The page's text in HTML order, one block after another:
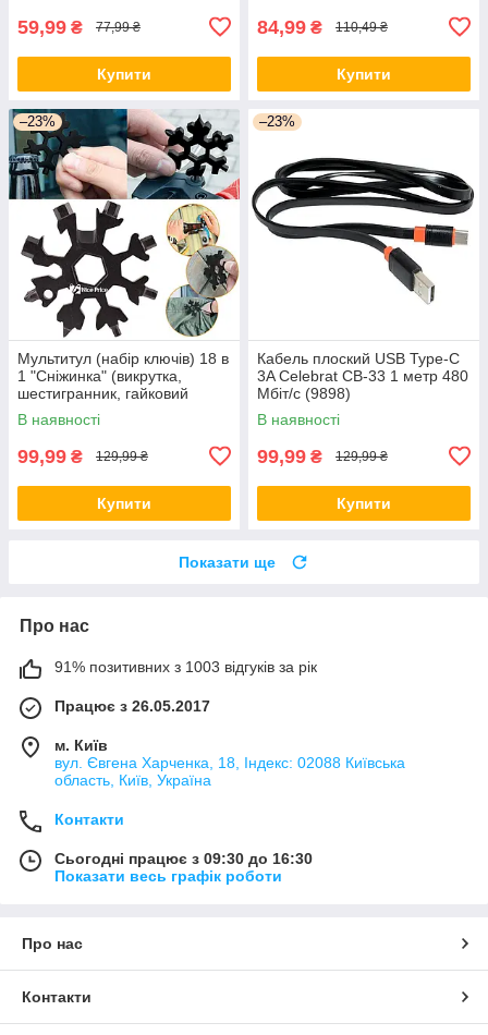
59,99 ₴ 77,99 ₴
Купити
84,99 ₴ 110,49 ₴
Купити
–23%
Мультитул (набір ключів) 18 в
1 "Сніжинка" (викрутка,
шестигранник, гайковий
ключ) Black (5626)
В наявності
99,99 ₴ 129,99 ₴
Купити
–23%
Кабель плоский USB Type-C
3A Celebrat CB-33 1 метр 480
Мбіт/с (9898)
В наявності
99,99 ₴ 129,99 ₴
Купити
Показати ще
Про нас
91% позитивних з 1003 відгуків за рік
Працює з 26.05.2017
м. Київ
вул. Євгена Харченка, 18, Індекс: 02088 Київська
область, Київ, Україна
Контакти
Сьогодні працює з 09:30 до 16:30
Показати весь графік роботи
Про нас
Контакти